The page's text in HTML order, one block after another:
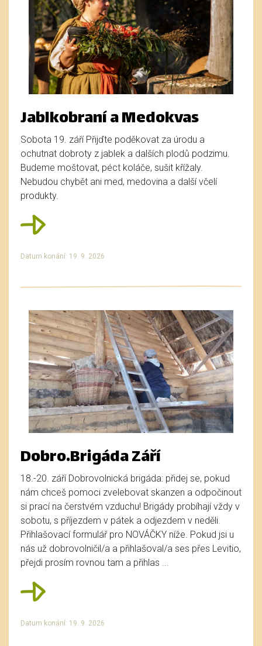
Jablkobraní a Medokvas
Sobota 19. září Přijďte poděkovat za úrodu a
ochutnat dobroty z jablek a dalších plodů podzimu.
Budeme moštovat, péct koláče, sušit křížaly.
Nebudou chybět ani med, medovina a další včelí
produkty.
Datum konání: 19. 9. 2026
Dobro.Brigáda Září
18.-20. září Dobrovolnická brigáda: přidej se, pokud
nám chceš pomoci zvelebovat skanzen a odpočinout
si prací na čerstvém vzduchu! Brigády probíhají vždy v
sobotu, s příjezdem v pátek a odjezdem v neděli.
Přihlašovací formulář pro NOVÁČKY níže. Pokud jsi u
nás už dobrovolničil/a a přihlašoval/a ses přes Levitio,
přejdi prosím rovnou tam a přihlas ...
Datum konání: 19. 9. 2026